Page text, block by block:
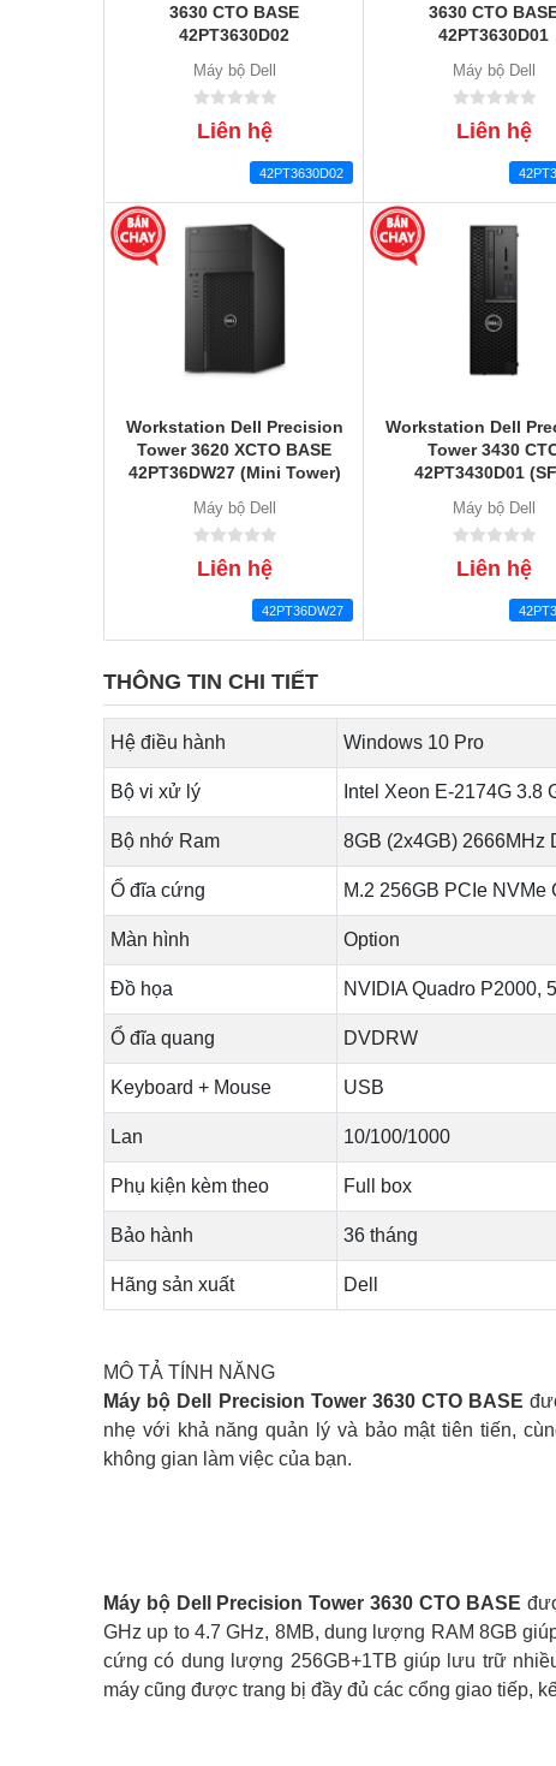
3630 CTO BASE
42PT3630D02
Máy bộ Dell
Liên hệ
42PT3630D02
3630 CTO
42PT3630D01
Máy bộ Dell
Liên hệ
Workstation Dell Precision
Tower 3620 XCTO BASE
42PT36DW27 (Mini Tower)
Máy bộ Dell
Liên hệ
42PT36DW27
Workstation Dell
Tower 3430
42PT3430D01
Máy bộ Dell
Liên hệ
THÔNG TIN CHI TIẾT
Hệ điều hành Windows 10 Pro
Bộ vi xử lý Intel Xeon E-2174G 3.8
Bộ nhớ Ram 8GB (2x4GB) 2666MHz
Ổ đĩa cứng M.2 256GB PCIe NVMe
Màn hình Option
Đồ họa NVIDIA Quadro P2000,
Ổ đĩa quang DVDRW
Keyboard + Mouse USB
Lan 10/100/1000
Phụ kiện kèm theo Full box
Bảo hành 36 tháng
Hãng sản xuất Dell
MÔ TẢ TÍNH NĂNG
Máy bộ Dell Precision Tower 3630 CTO BASE
nhẹ với khả năng quản lý và bảo mật tiên tiến,
không gian làm việc của bạn.
Máy bộ Dell Precision Tower 3630 CTO BASE
GHz up to 4.7 GHz, 8MB, dung lượng RAM 8GB
cứng có dung lượng 256GB+1TB giúp lưu trữ
máy cũng được trang bị đầy đủ các cổng giao tiếp,